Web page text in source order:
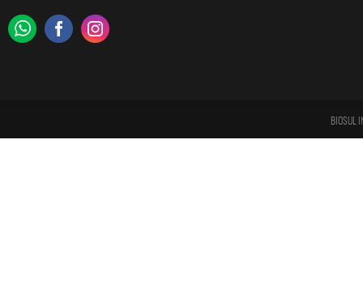
BIOSUL